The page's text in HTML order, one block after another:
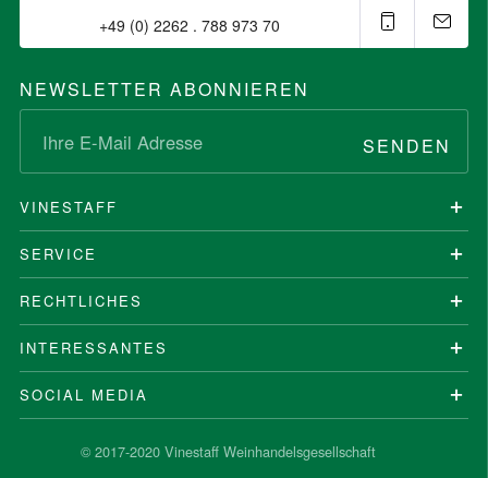
+49 (0) 2262 . 788 973 70⁠
NEWSLETTER ABONNIEREN
SENDEN
VINESTAFF
SERVICE
RECHTLICHES
INTERESSANTES
SOCIAL MEDIA
© 2017-2020 Vinestaff Weinhandelsgesellschaft